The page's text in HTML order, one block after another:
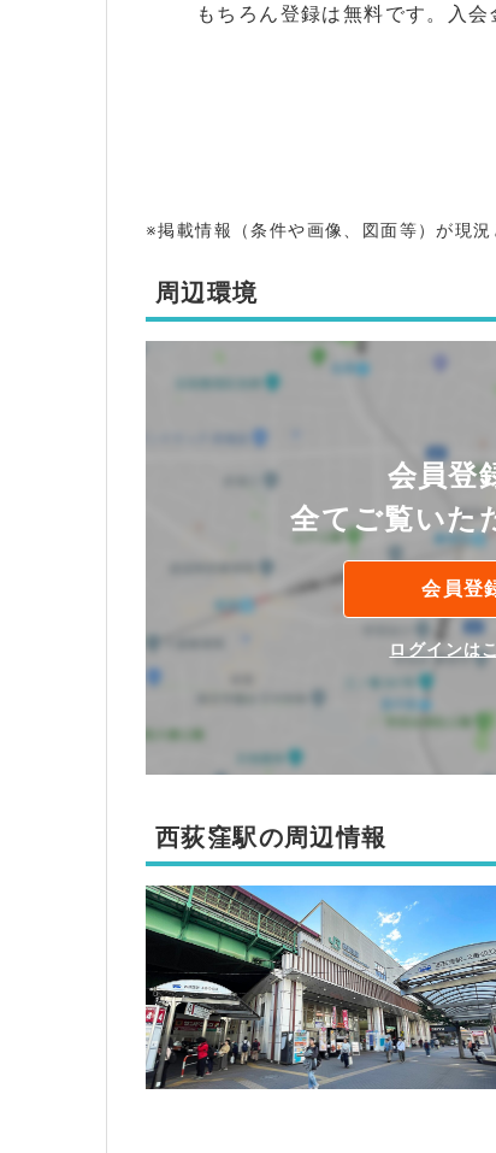
もちろん登録は無料です。入
※掲載情報（条件や画像、図面等）が現
周辺環境
会員登
全てご覧いた
会員登
ログインは
西荻窪駅の周辺情報